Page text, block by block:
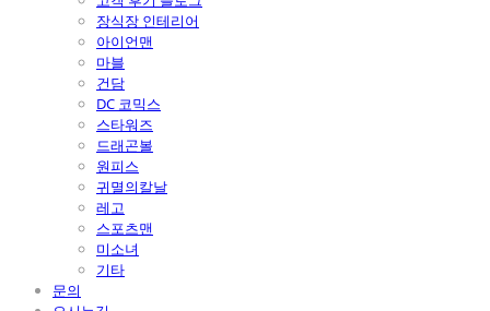
장식장 인테리어
아이언맨
마블
건담
DC 코믹스
스타워즈
드래곤볼
원피스
귀멸의칼날
레고
스포츠맨
미소녀
기타
문의